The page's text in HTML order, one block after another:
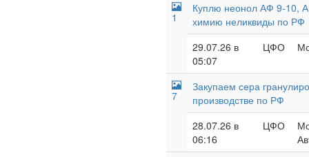
1
Куплю неонол АФ 9-10,
химию неликвиды по РФ
29.07.26 в
05:07
ЦФО
7
Закупаем сера
производстве по РФ
28.07.26 в
06:16
ЦФО